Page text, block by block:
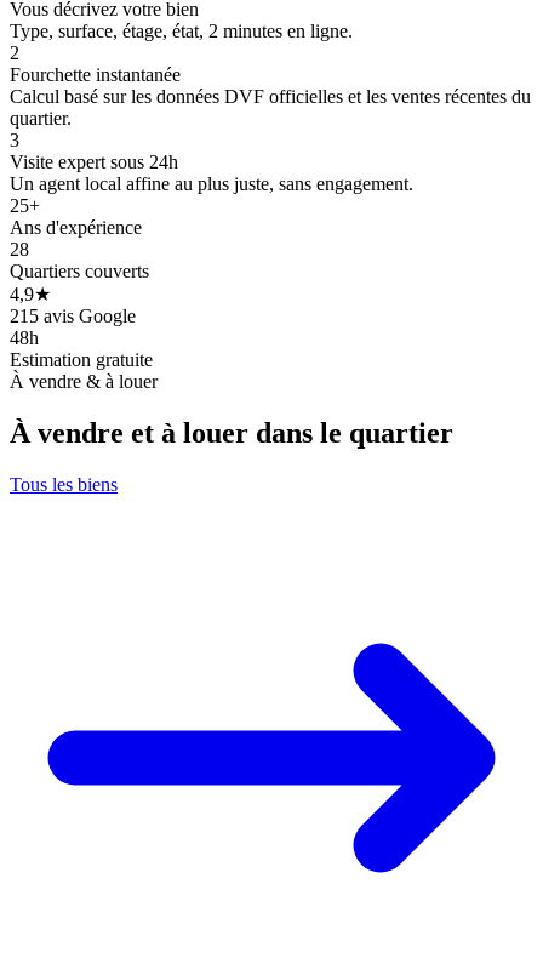
Vous décrivez votre bien
Type, surface, étage, état, 2 minutes en ligne.
2
Fourchette instantanée
Calcul basé sur les données DVF officielles et les ventes récentes du
quartier.
3
Visite expert sous 24h
Un agent local affine au plus juste, sans engagement.
25+
Ans d'expérience
28
Quartiers couverts
4,9★
215 avis Google
48h
Estimation gratuite
À vendre & à louer
À vendre et à louer dans le quartier
Tous les biens